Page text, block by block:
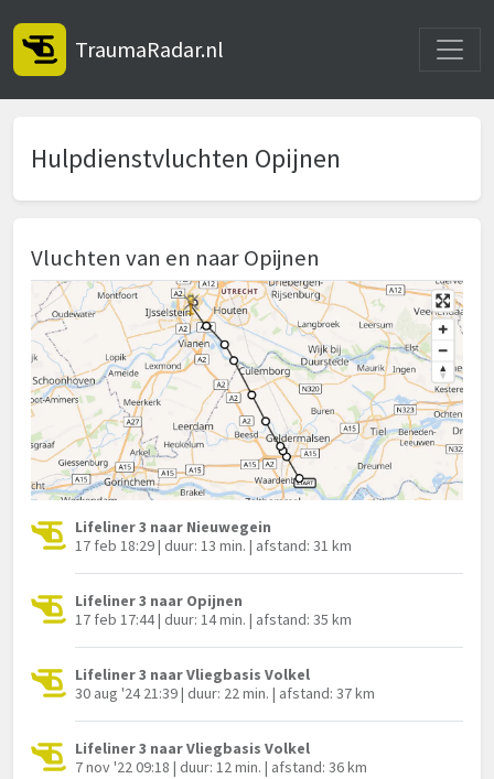
TraumaRadar.nl
Hulpdienstvluchten Opijnen
Vluchten van en naar Opijnen
Lifeliner 3 naar Nieuwegein
17 feb 18:29 | duur: 13 min. | afstand: 31 km
Lifeliner 3 naar Opijnen
17 feb 17:44 | duur: 14 min. | afstand: 35 km
Lifeliner 3 naar Vliegbasis Volkel
30 aug '24 21:39 | duur: 22 min. | afstand: 37 km
Lifeliner 3 naar Vliegbasis Volkel
7 nov '22 09:18 | duur: 12 min. | afstand: 36 km